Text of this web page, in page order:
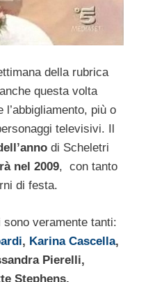
della rubrica
questa volta
più o
televisivi. Il
di Scheletri
nel 2009, con tanto
di festa.
veramente tanti:
, Karina Cascella,
Pierelli,
Stephens,